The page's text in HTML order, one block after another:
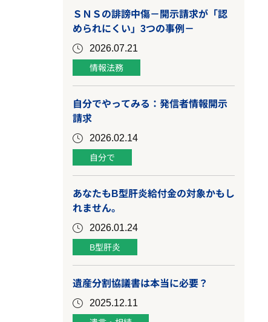
ＳＮＳの誹謗中傷－開示請求が「認
められにくい」3つの事例－
2026.07.21
情報法務
自分でやってみる：発信者情報開示
請求
2026.02.14
自分で
あなたもB型肝炎給付金の対象かもし
れません。
2026.01.24
B型肝炎
遺産分割協議書は本当に必要？
2025.12.11